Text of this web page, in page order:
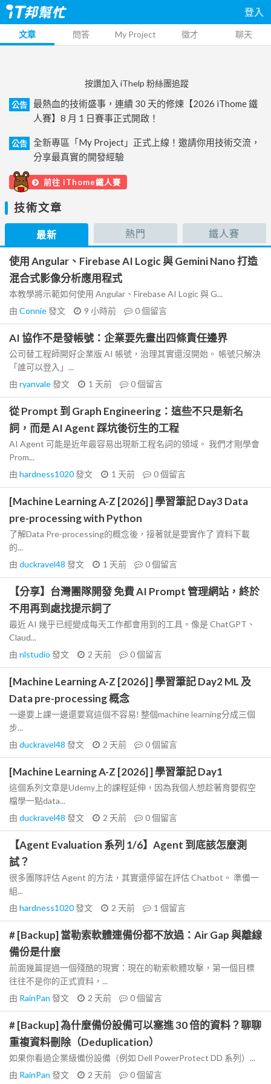
登入
文章 問答 My Project 徵才 聊天
按讚加入 iThelp 粉絲團追蹤
公告
最熱血的技術盛事，連續 30 天的修煉【2026 iThome 鐵
人賽】8 月 1 日賽事正式開啟！
公告
全新專區「My Project」正式上線！邀請你用技術交流，
分享最真實的開發經驗
前往 iThome鐵人賽
技術文章
最新 熱門 鐵人賽
使用 Angular、Firebase AI Logic 與 Gemini Nano 打造
混合式影像分析應用程式
本教學將示範如何使用 Angular、Firebase AI Logic 與 G...
由 Connie發文 9 小時前 0個留言
AI 協作不是發帳號：企業要先畫出四條責任邊界
公司替工程師開好企業版 AI 帳號，治理其實還沒開始。 帳號只解決
「誰可以登入」...
由 ryanvale發文 1 天前 0個留言
從 Prompt 到 Graph Engineering：這些不只是新名
詞，而是 AI Agent 踩坑後衍生的工程
AI Agent 可能是近年最容易出現新工程名詞的領域。 我們才剛學會
Prom...
由 hardness1020發文 1 天前 0個留言
[Machine Learning A-Z [2026] ] 學習筆記 Day3 Data
pre-processing with Python
了解Data Pre-processing的概念後，接著就是要實作了 資料下載
的...
由 duckravel48 發文 1 天前 0個留言
【分享】台灣團隊開發 免費 AI Prompt 管理網站，終於
不用再到處找提示詞了
最近 AI 幾乎已經變成每天工作都會用到的工具。像是 ChatGPT、
Claud...
由 nlstudio 發文 2 天前 0個留言
[Machine Learning A-Z [2026] ] 學習筆記 Day2 ML 及
Data pre-processing 概念
一邊要上課一邊還要寫這個不容易! 整個machine learning分成三個
步...
由 duckravel48 發文 2 天前 0個留言
[Machine Learning A-Z [2026] ] 學習筆記 Day1
這個系列文章是Udemy上的課程延伸，因為我個人想趁著育嬰假空
檔學一點data...
由 duckravel48 發文 2 天前 0個留言
【Agent Evaluation 系列 1/6】Agent 到底該怎麼測
試？
很多團隊評估 Agent 的方法，其實還停留在評估 Chatbot。 準備一
組...
由 hardness1020發文 2 天前 1 個留言
# [Backup] 當勒索軟體連備份都不放過：Air Gap 與離線
備份是什麼
前面幾篇提過一個殘酷的現實：現在的勒索軟體攻擊，第一個目標
往往不是你的正式資料，...
由 RainPan 發文 2 天前 0個留言
# [Backup] 為什麼備份設備可以塞進 30 倍的資料？聊聊
重複資料刪除（Deduplication）
如果你看過企業級備份設備（例如 Dell PowerProtect DD 系列）...
由 RainPan 發文 2 天前 0個留言